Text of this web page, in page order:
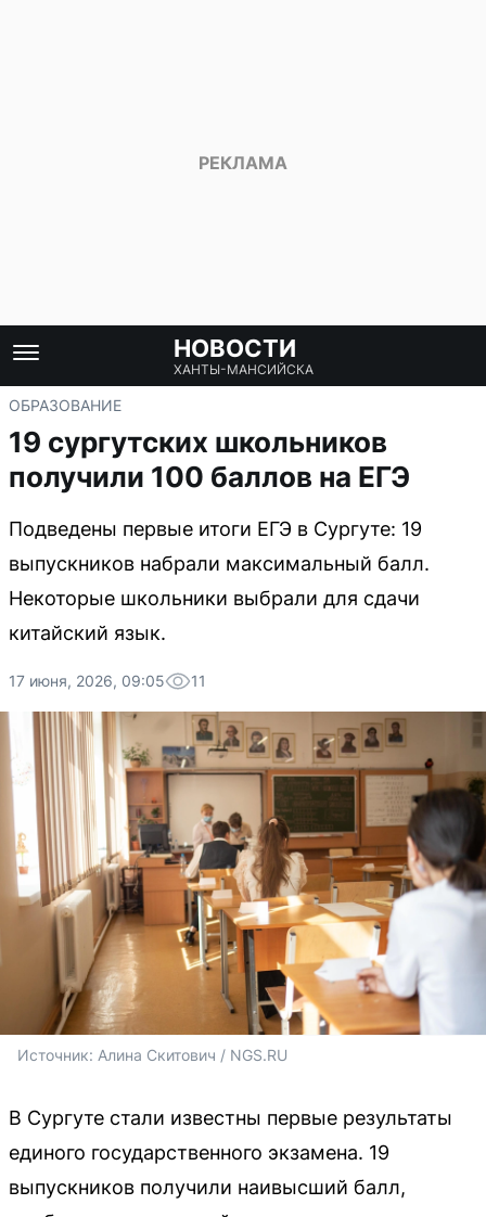
НОВОСТИ
ХАНТЫ-МАНСИЙСКА
ОБРАЗОВАНИЕ
19 сургутских школьников
получили 100 баллов на ЕГЭ
Подведены первые итоги ЕГЭ в Сургуте: 19
выпускников набрали максимальный балл.
Некоторые школьники выбрали для сдачи
китайский язык.
17 июня, 2026, 09:05 11
Источник: Алина Скитович / NGS.RU
В Сургуте стали известны первые результаты
единого государственного экзамена. 19
выпускников получили наивысший балл,